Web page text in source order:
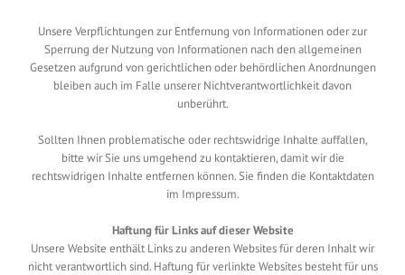
Unsere Verpflichtungen zur Entfernung von Informationen oder zur
Sperrung der Nutzung von Informationen nach den allgemeinen
Gesetzen aufgrund von gerichtlichen oder behördlichen Anordnungen
bleiben auch im Falle unserer Nichtverantwortlichkeit davon
unberührt.
Sollten Ihnen problematische oder rechtswidrige Inhalte auffallen,
bitte wir Sie uns umgehend zu kontaktieren, damit wir die
rechtswidrigen Inhalte entfernen können. Sie finden die Kontaktdaten
im Impressum.
Haftung für Links auf dieser Website
Unsere Website enthält Links zu anderen Websites für deren Inhalt wir
nicht verantwortlich sind. Haftung für verlinkte Websites besteht für uns